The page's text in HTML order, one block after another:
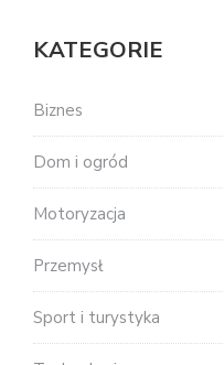
KATEGORIE
Biznes
Dom i ogród
Motoryzacja
Przemysł
Sport i turystyka